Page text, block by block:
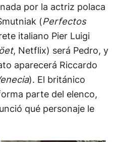
por la actriz polaca
(Perfectos
italiano Pier Luigi
, Netflix) será Pedro, y
aparecerá Riccardo
). El británico
parte del elenco,
qué personaje le